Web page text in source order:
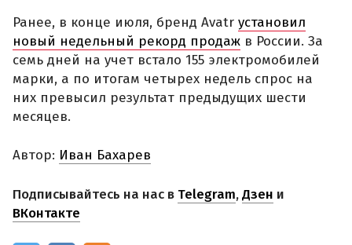
Ранее, в конце июля, бренд Avatr установил
новый недельный рекорд продаж в России. За
семь дней на учет встало 155 электромобилей
марки, а по итогам четырех недель спрос на
них превысил результат предыдущих шести
месяцев.
Автор: Иван Бахарев
Подписывайтесь на нас в Telegram,Дзен и
ВКонтакте